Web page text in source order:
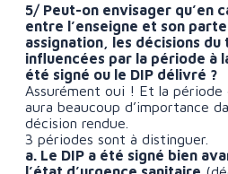
5/ Peut-on envisager qu’en
entre l’enseigne et son
assignation, les décisions
influencées par la période à
été signé ou le DIP délivré ?
Assurément oui ! Et la période
aura beaucoup d’importance
décision rendue.
3 périodes sont à distinguer.
a. Le DIP a été signé bien